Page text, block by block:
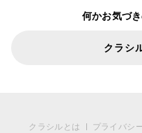
何かお気づ
クラシ
クラシルとは プライバシ